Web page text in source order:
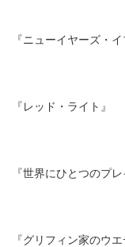
『ニューイヤーズ・イ
『レッド・ライト』
『世界にひとつのプレ
『グリフィン家のウ